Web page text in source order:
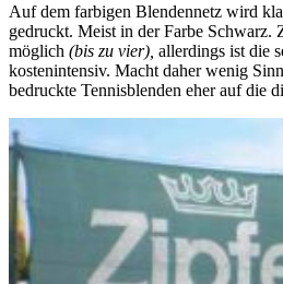
Auf dem farbigen Blendennetz wird
gedruckt. Meist in der Farbe Schwarz.
möglich (bis zu vier), allerdings ist die
kostenintensiv. Macht daher wenig
bedruckte Tennisblenden eher auf die